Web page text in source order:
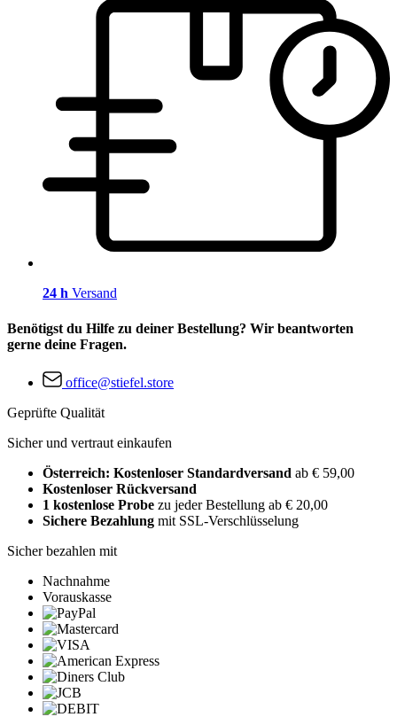
24 h Versand
Benötigst du Hilfe zu deiner Bestellung? Wir beantworten
gerne deine Fragen.
office@stiefel.store
Geprüfte Qualität
Sicher und vertraut einkaufen
Österreich: Kostenloser Standardversand ab € 59,00
Kostenloser Rückversand
1 kostenlose Probe zu jeder Bestellung ab € 20,00
Sichere Bezahlung mit SSL-Verschlüsselung
Sicher bezahlen mit
Nachnahme
Vorauskasse